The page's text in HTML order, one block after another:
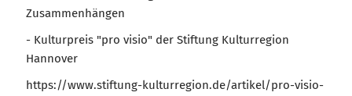
Zusammenhängen
- Kulturpreis "pro visio" der Stiftung Kulturregion
Hannover
https://www.stiftung-kulturregion.de/artikel/pro-visio-